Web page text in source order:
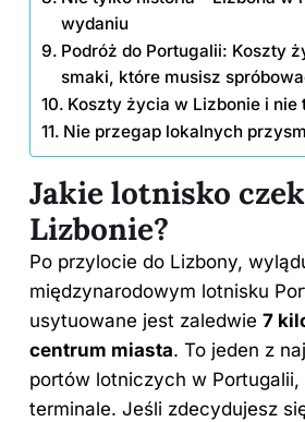
wydaniu
Podróż do Portugalii: Koszty
smaki, które musisz
Koszty życia w Lizbonie i nie
Nie przegap lokalnych
Jakie lotnisko
Lizbonie?
Po przylocie do Lizbony,
międzynarodowym lotnisku
usytuowane jest zaledwie 7
centrum miasta. To jeden z
portów lotniczych w
terminale. Jeśli zdecydujesz